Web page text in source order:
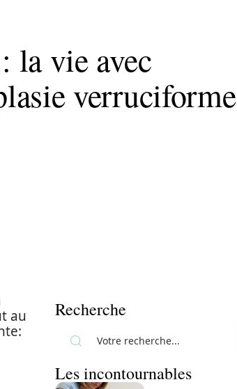
la vie avec
verruciforme
au
Recherche
Les incontournables